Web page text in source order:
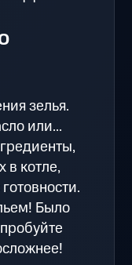
зелья.
или...
в котле,
Было